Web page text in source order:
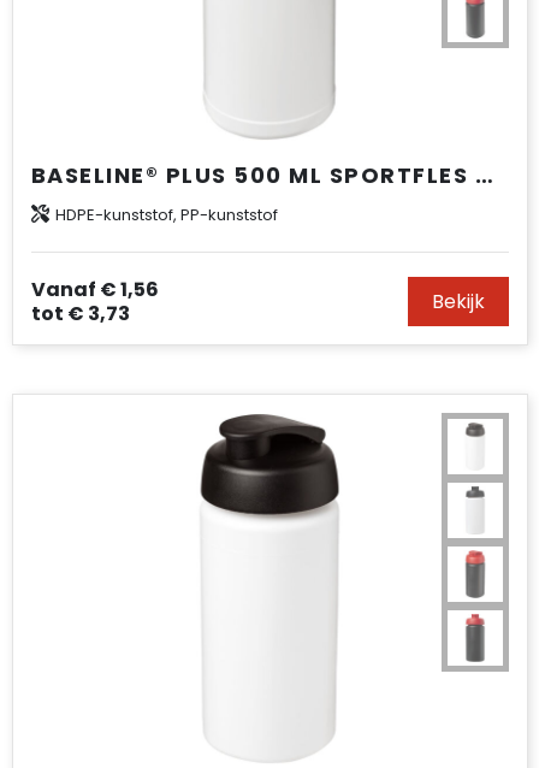
BASELINE® PLUS 500 ML SPORTFLES MET FLIPCAPDEKSEL
HDPE-kunststof, PP-kunststof
Vanaf € 1,56
tot € 3,73 Bekijk